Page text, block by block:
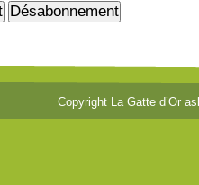
Copyright La Gatte d’Or